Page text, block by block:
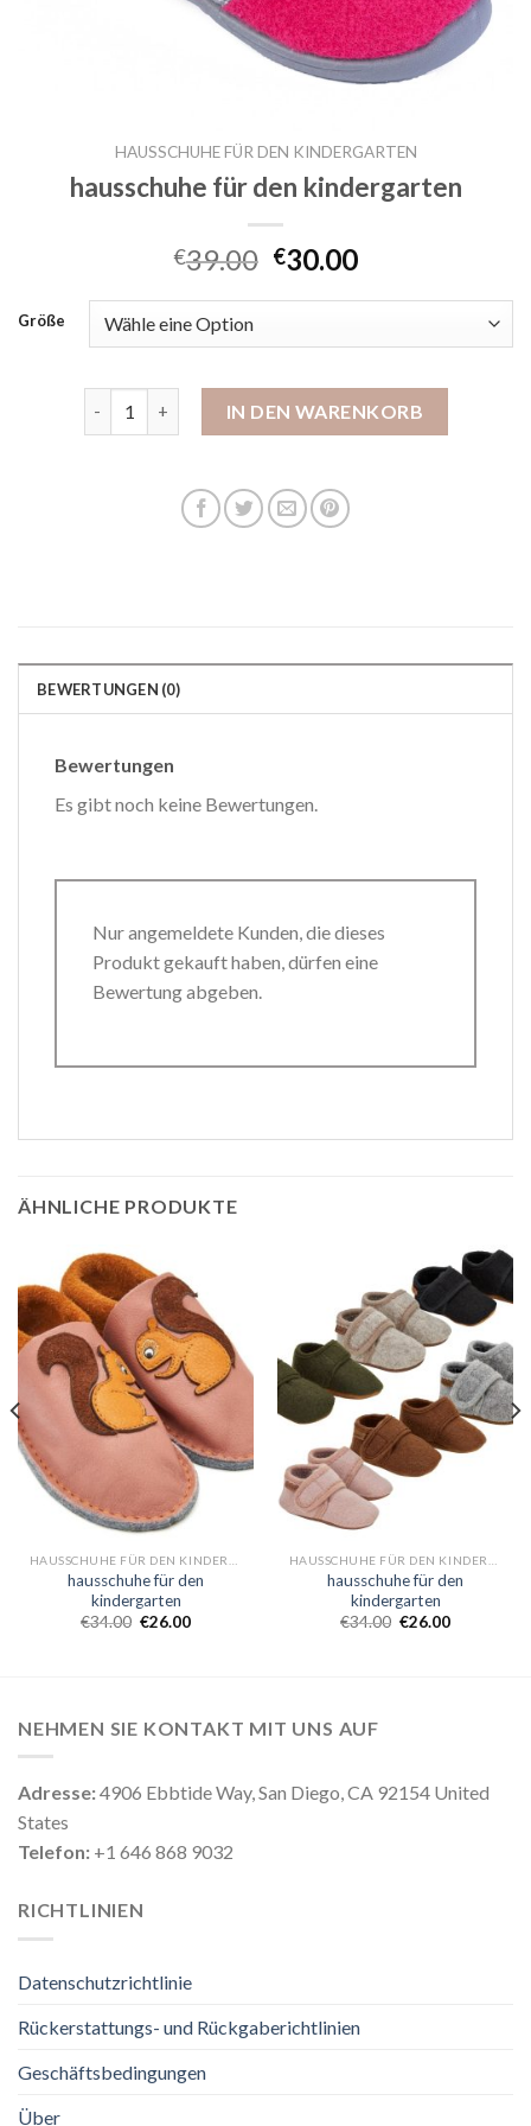
HAUSSCHUHE FÜR DEN KINDERGARTEN
hausschuhe für den kindergarten
€39.00 €30.00
Größe
IN DEN WARENKORB
BEWERTUNGEN (0)
Bewertungen
Es gibt noch keine Bewertungen.
Nur angemeldete Kunden, die dieses
Produkt gekauft haben, dürfen eine
Bewertung abgeben.
ÄHNLICHE PRODUKTE
hausschuhe für den
kindergarten
€34.00 €26.00
hausschuhe für den
kindergarten
€34.00 €26.00
NEHMEN SIE KONTAKT MIT UNS AUF
Adresse:4906 Ebbtide Way, San Diego, CA 92154 United
States
Telefon: +1 646 868 9032
RICHTLINIEN
Datenschutzrichtlinie
Rückerstattungs- und Rückgaberichtlinien
Geschäftsbedingungen
Über